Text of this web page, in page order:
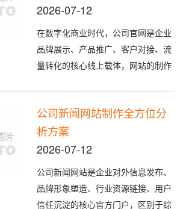
本文整合一线SEO实战经验，从底层
效、...
2026-07-12
在数字化商业时代，公司官网是企业
品牌展示、产品推广、客户对接、流
量转化的核心线上载体，网站的制作
前多数企业网站在制作及运维过程
中，普遍存在架构不合理、兼容性
差、加载速度慢、安全漏洞多、可扩
发挥。本文...
公司新闻网站制作全方位分
析方案
2026-07-12
公司新闻网站是企业对外信息发布、
品牌形象塑造、行业资源链接、用户
信任沉淀的核心官方门户，区别于综